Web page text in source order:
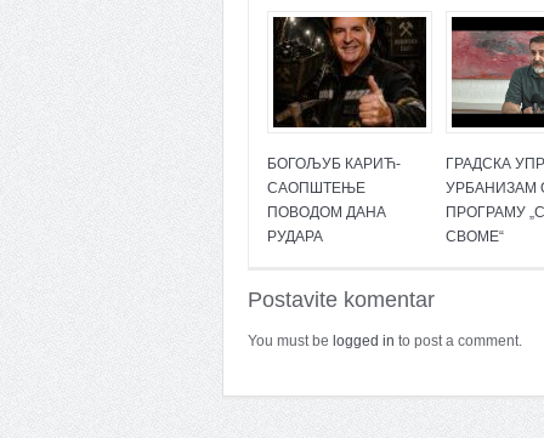
БОГОЉУБ КАРИЋ-
САОПШТЕЊЕ
ПОВОДОМ ДАНА
РУДАРА
ГРАДСКА
УРБАНИЗАМ
ПРОГРАМУ
СВОМЕ“
Postavite komentar
You must be logged in to post a comment.